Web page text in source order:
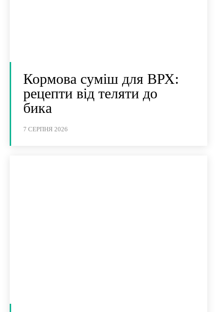
Кормова суміш для ВРХ:
рецепти від теляти до
бика
7 СЕРПНЯ 2026